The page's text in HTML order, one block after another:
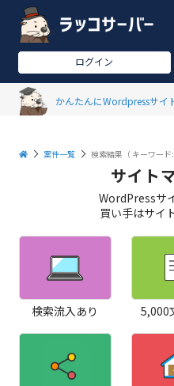
ログイン
かんたんにWordpressサイ
案件一覧 検索結果（ キーワー
サイト
WordPressサ
買い手はサイ
検索流入あり 5,000